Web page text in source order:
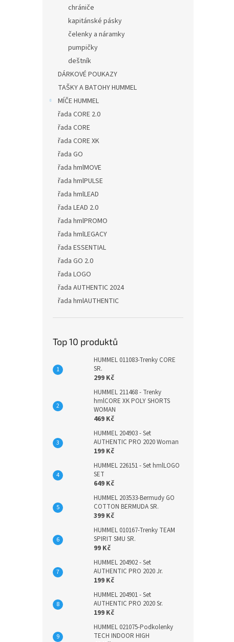
chrániče
kapitánské pásky
čelenky a náramky
pumpičky
deštník
DÁRKOVÉ POUKAZY
TAŠKY A BATOHY HUMMEL
MÍČE HUMMEL
řada CORE 2.0
řada CORE
řada CORE XK
řada GO
řada hmlMOVE
řada hmlPULSE
řada hmlLEAD
řada LEAD 2.0
řada hmlPROMO
řada hmlLEGACY
řada ESSENTIAL
řada GO 2.0
řada LOGO
řada AUTHENTIC 2024
řada hmlAUTHENTIC
Top 10 produktů
HUMMEL 011083-Trenky CORE
SR.
299 Kč
HUMMEL 211468 - Trenky
hmlCORE XK POLY SHORTS
WOMAN
469 Kč
HUMMEL 204903 - Set
AUTHENTIC PRO 2020 Woman
199 Kč
HUMMEL 226151 - Set hmlLOGO
SET
649 Kč
HUMMEL 203533-Bermudy GO
COTTON BERMUDA SR.
399 Kč
HUMMEL 010167-Trenky TEAM
SPIRIT SMU SR.
99 Kč
HUMMEL 204902 - Set
AUTHENTIC PRO 2020 Jr.
199 Kč
HUMMEL 204901 - Set
AUTHENTIC PRO 2020 Sr.
199 Kč
HUMMEL 021075-Podkolenky
TECH INDOOR HIGH